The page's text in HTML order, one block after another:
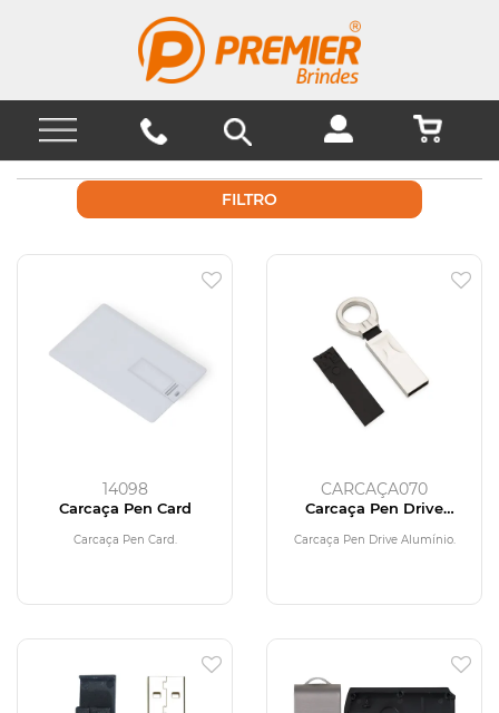
FILTRO
14098
Carcaça Pen Card
Carcaça Pen Card.
CARCAÇA070
Carcaça Pen Drive
Alumínio
Carcaça Pen Drive Alumínio.